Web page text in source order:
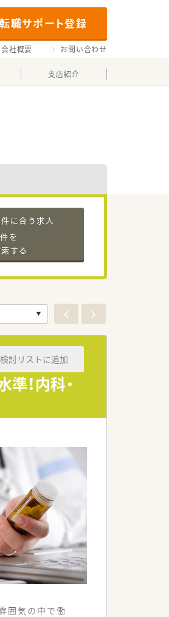
転職サポート登録
会社概要 お問い合わせ
支店紹介
に合う求人
件を
する
！内科・
検討リストに追加
囲気の中で働